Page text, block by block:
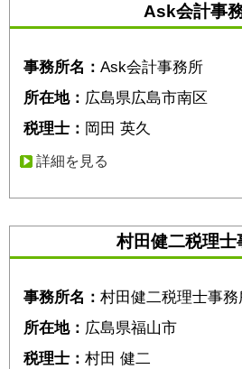
Ask会計事
事務所名： Ask会計事務所
所在地： 広島県広島市南区
税理士： 岡田 英久
詳細を見る
村田健二税理士
事務所名： 村田健二税理士事務
所在地： 広島県福山市
税理士： 村田 健二